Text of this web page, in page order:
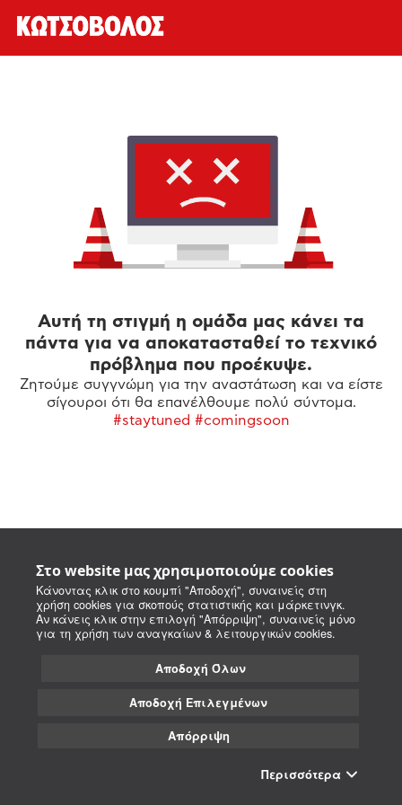
Στο website μας χρησιμοποιούμε cookies
Κάνοντας κλικ στο κουμπί "Αποδοχή", συναινείς στη
χρήση cookies για σκοπούς στατιστικής και μάρκετινγκ.
Αν κάνεις κλικ στην επιλογή "Απόρριψη", συναινείς μόνο
για τη χρήση των αναγκαίων & λειτουργικών cookies.
Αποδοχή Όλων
Αποδοχή Επιλεγμένων
Απόρριψη
Περισσότερα
Αυτή τη στιγμή η ομάδα μας κάνει τα
πάντα για να αποκατασταθεί το τεχνικό
πρόβλημα που προέκυψε.
Ζητούμε συγγνώμη για την αναστάτωση και να είστε
σίγουροι ότι θα επανέλθουμε πολύ σύντομα.
#staytuned #comingsoon